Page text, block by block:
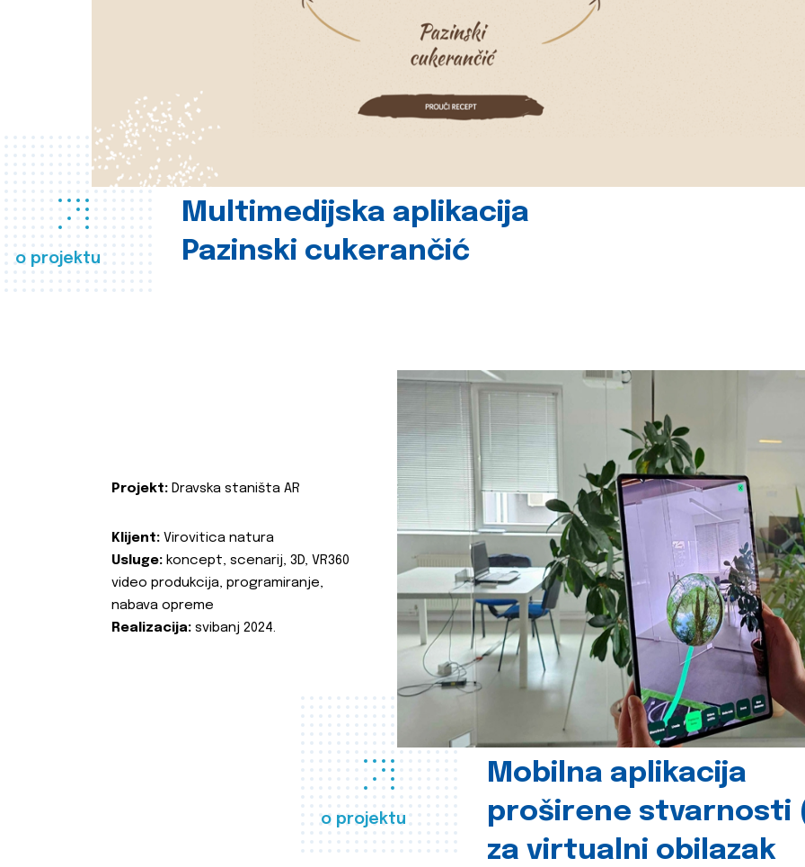
o projektu
Multimedijska aplikacija
Pazinski cukerančić
o projektu
Mobilna aplikacija
proširene stvarnosti
za virtualni obilazak
Projekt: Dravska staništa AR
Klijent: Virovitica natura
Usluge: koncept, scenarij, 3D, VR360
video produkcija, programiranje,
nabava opreme
Realizacija: svibanj 2024.